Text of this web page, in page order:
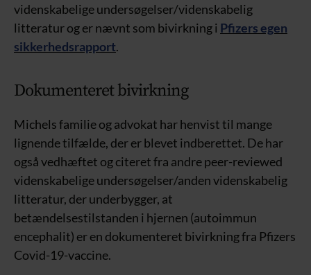
videnskabelige undersøgelser/videnskabelig
litteratur og er nævnt som bivirkning i Pfizers egen
sikkerhedsrapport.
Dokumenteret bivirkning
Michels familie og advokat har henvist til mange
lignende tilfælde, der er blevet indberettet. De har
også vedhæftet og citeret fra andre peer-reviewed
videnskabelige undersøgelser/anden videnskabelig
litteratur, der underbygger, at
betændelsestilstanden i hjernen (autoimmun
encephalit) er en dokumenteret bivirkning fra Pfizers
Covid-19-vaccine.